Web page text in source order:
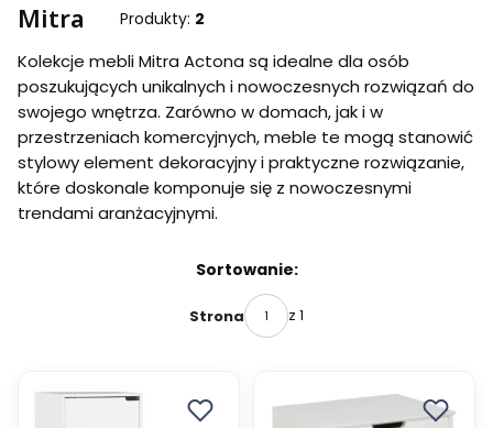
Mitra Produkty: 2
Kolekcje mebli Mitra Actona są idealne dla osób
poszukujących unikalnych i nowoczesnych rozwiązań do
swojego wnętrza. Zarówno w domach, jak i w
przestrzeniach komercyjnych, meble te mogą stanowić
stylowy element dekoracyjny i praktyczne rozwiązanie,
które doskonale komponuje się z nowoczesnymi
trendami aranżacyjnymi.
Sortowanie:
Strona z 1